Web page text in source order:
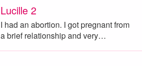
Lucille 2
I had an abortion. I got pregnant from
a brief relationship and very…